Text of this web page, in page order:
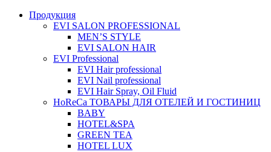
Продукция
EVI SALON PROFESSIONAL
MEN’S STYLE
EVI SALON HAIR
EVI Professional
EVI Hair professional
EVI Nail professional
EVI Hair Spray, Oil Fluid
HoReCa ТОВАРЫ ДЛЯ ОТЕЛЕЙ И ГОСТИНИЦ
BABY
HOTEL&SPA
GREEN TEA
HOTEL LUX